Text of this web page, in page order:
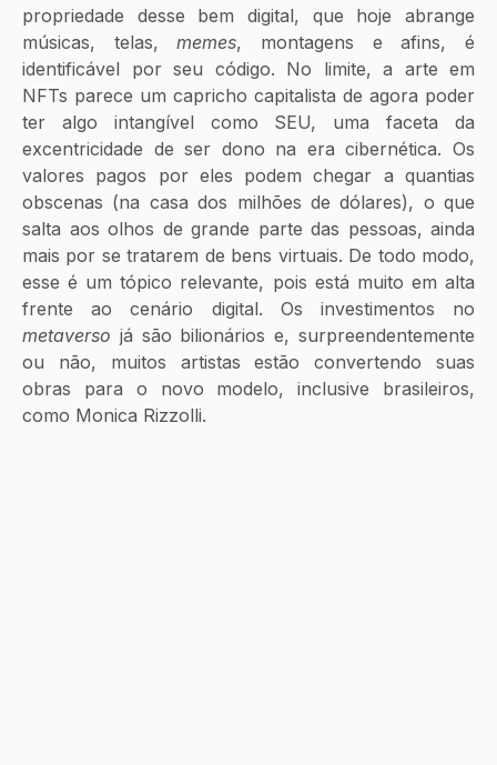
propriedade desse bem digital, que hoje abrange
músicas, telas, memes, montagens e afins, é
identificável por seu código. No limite, a arte em
NFTs parece um capricho capitalista de agora poder
ter algo intangível como SEU, uma faceta da
excentricidade de ser dono na era cibernética. Os
valores pagos por eles podem chegar a quantias
obscenas (na casa dos milhões de dólares), o que
salta aos olhos de grande parte das pessoas, ainda
mais por se tratarem de bens virtuais. De todo modo,
esse é um tópico relevante, pois está muito em alta
metaverso já são bilionários e, surpreendentemente
ou não, muitos artistas estão convertendo suas
obras para o novo modelo, inclusive brasileiros,
como Monica Rizzolli.